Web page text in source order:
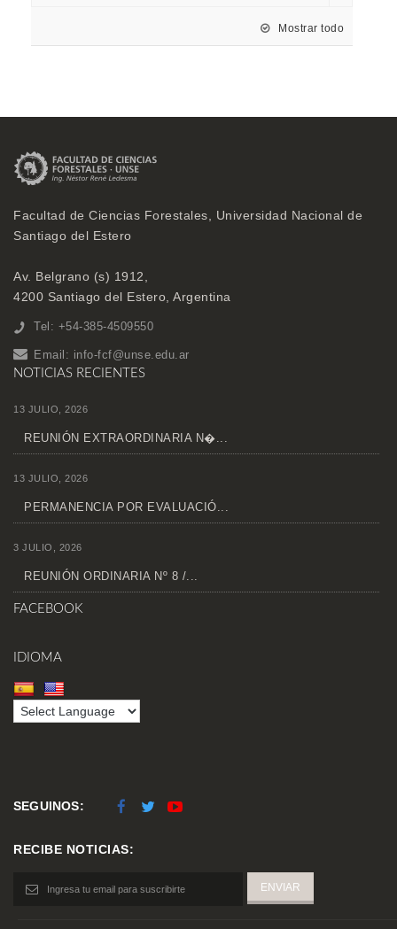
Mostrar todo
Facultad de Ciencias Forestales, Universidad Nacional de
Santiago del Estero
Av. Belgrano (s) 1912,
4200 Santiago del Estero, Argentina
Tel: +54-385-4509550
Email: info-fcf@unse.edu.ar
NOTICIAS RECIENTES
13 JULIO, 2026
REUNIÓN EXTRAORDINARIA N�...
13 JULIO, 2026
PERMANENCIA POR EVALUACIÓ...
3 JULIO, 2026
REUNIÓN ORDINARIA Nº 8 /...
FACEBOOK
IDIOMA
SEGUINOS:
RECIBE NOTICIAS: